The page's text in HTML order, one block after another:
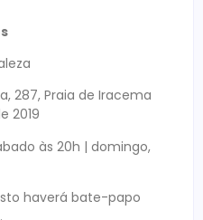
287, Praia de Iracema
2019
às 20h | domingo,
haverá bate-papo